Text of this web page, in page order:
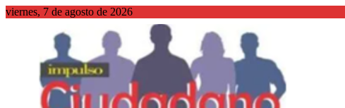
Saltar
viernes, 7 de agosto de 2026